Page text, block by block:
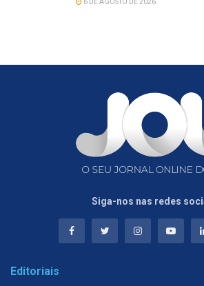
6 DE AGOSTO DE 2026
Siga-nos nas redes
Editoriais